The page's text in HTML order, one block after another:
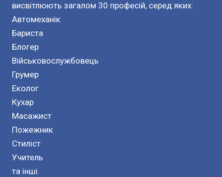
висвітлюють загалом 30 професій, серед яких:
Автомеханік
Бариста
Блогер
Військовослужбовець
Грумер
Еколог
Кухар
Масажист
Пожежник
Стиліст
Учитель
та інші.